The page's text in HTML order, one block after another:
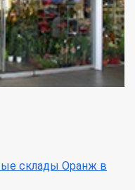
склады Оранж в